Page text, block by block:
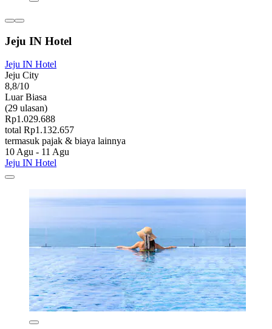
Jeju IN Hotel
Jeju IN Hotel
Jeju City
8,8/10
Luar Biasa
(29 ulasan)
Rp1.029.688
total Rp1.132.657
termasuk pajak & biaya lainnya
10 Agu - 11 Agu
Jeju IN Hotel